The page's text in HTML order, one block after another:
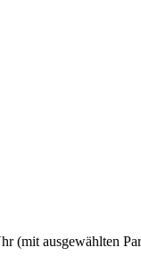
(mit ausgewählten